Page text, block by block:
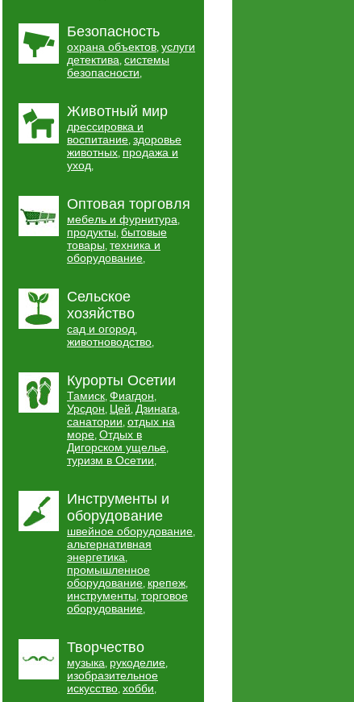
Безопасность
охрана объектов, услуги
детектива, системы
безопасности,
Животный мир
дрессировка и
воспитание, здоровье
животных, продажа и
уход,
Оптовая торговля
мебель и фурнитура,
продукты, бытовые
товары, техника и
оборудование,
Сельское
хозяйство
сад и огород,
животноводство,
Курорты Осетии
Тамиск, Фиагдон,
Урсдон, Цей, Дзинага,
санатории, отдых на
море, Отдых в
Дигорском ущелье,
туризм в Осетии,
Инструменты и
оборудование
швейное оборудование,
альтернативная
энергетика,
промышленное
оборудование, крепеж,
инструменты, торговое
оборудование,
Творчество
музыка, рукоделие,
изобразительное
искусство, хобби,